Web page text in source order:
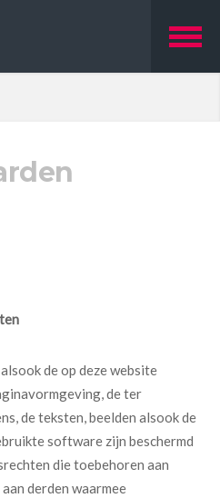
de op deze website
de ter
de teksten, beelden alsook de
software zijn beschermd
die toebehoren aan
derden waarmee